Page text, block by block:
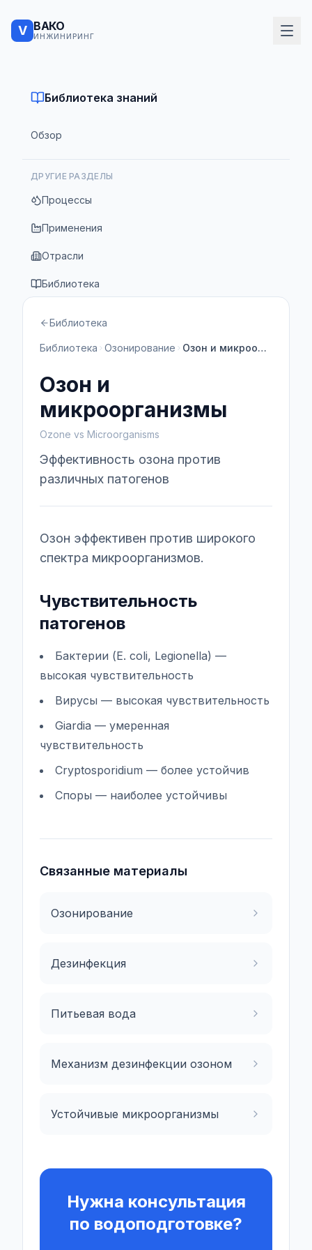
V ВАКО
ИНЖИНИРИНГ
Библиотека знаний
Обзор
ДРУГИЕ РАЗДЕЛЫ
Процессы
Применения
Отрасли
Библиотека
Библиотека
Библиотека Озонирование Озон и микроорганизмы
Озон и
микроорганизмы
Ozone vs Microorganisms
Эффективность озона против
различных патогенов
Озон эффективен против широкого
спектра микроорганизмов.
Чувствительность
патогенов
Бактерии (E. coli, Legionella) —
высокая чувствительность
Вирусы — высокая чувствительность
Giardia — умеренная
чувствительность
Cryptosporidium — более устойчив
Споры — наиболее устойчивы
Связанные материалы
Озонирование
Дезинфекция
Питьевая вода
Механизм дезинфекции озоном
Устойчивые микроорганизмы
Нужна консультация
по водоподготовке?